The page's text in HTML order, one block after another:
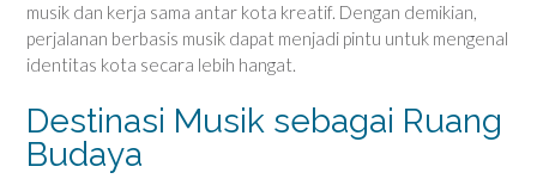
musik dan kerja sama antar kota kreatif. Dengan demikian,
perjalanan berbasis musik dapat menjadi pintu untuk mengenal
identitas kota secara lebih hangat.
Destinasi Musik sebagai Ruang
Budaya